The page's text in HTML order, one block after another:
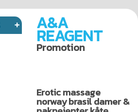
A&A
REAGENT
Promotion
Erotic massage
norway brasil damer &